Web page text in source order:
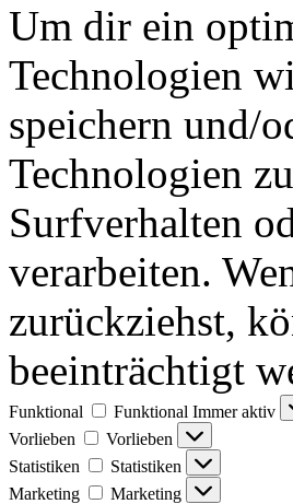
Um dir ein
Technologien
speichern und/
Technologien
Surfverhalten
verarbeiten.
zurückziehst,
beeinträchtigt
Funktional Funktional Immer aktiv
Vorlieben
Vorlieben
Statistiken
Statistiken
Marketing
Marketing